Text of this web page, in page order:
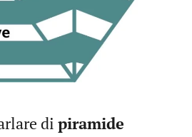
di piramide